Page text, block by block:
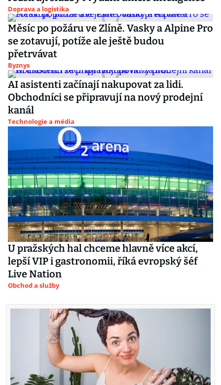
Doprava a logistika
Měsíc po požáru ve Zlíně. Vasky a Alpine Pro
se zotavují, potíže ale ještě budou
přetrvávat
Byznys
AI asistenti začínají nakupovat za lidi.
Obchodníci se připravují na nový prodejní
kanál
Technologie a média
U pražských hal chceme hlavně více akcí,
lepší VIP i gastronomii, říká evropský šéf
Live Nation
Obchod a služby